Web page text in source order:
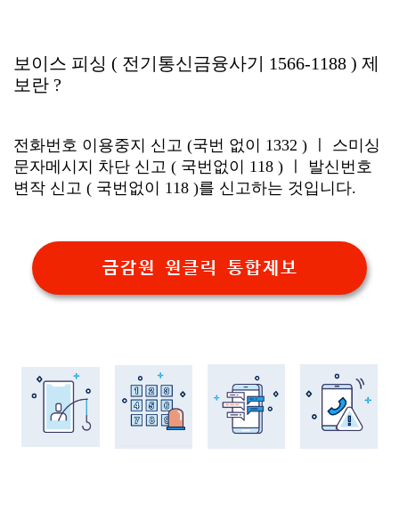
보이스 피싱 ( 전기통신금융사기 1566-1188 ) 제
보란 ?
전화번호 이용중지 신고 (국번 없이 1332 ) ㅣ 스미싱
문자메시지 차단 신고 ( 국번없이 118 ) ㅣ 발신번호
변작 신고 ( 국번없이 118 )를 신고하는 것입니다.
금감원 원클릭 통합제보